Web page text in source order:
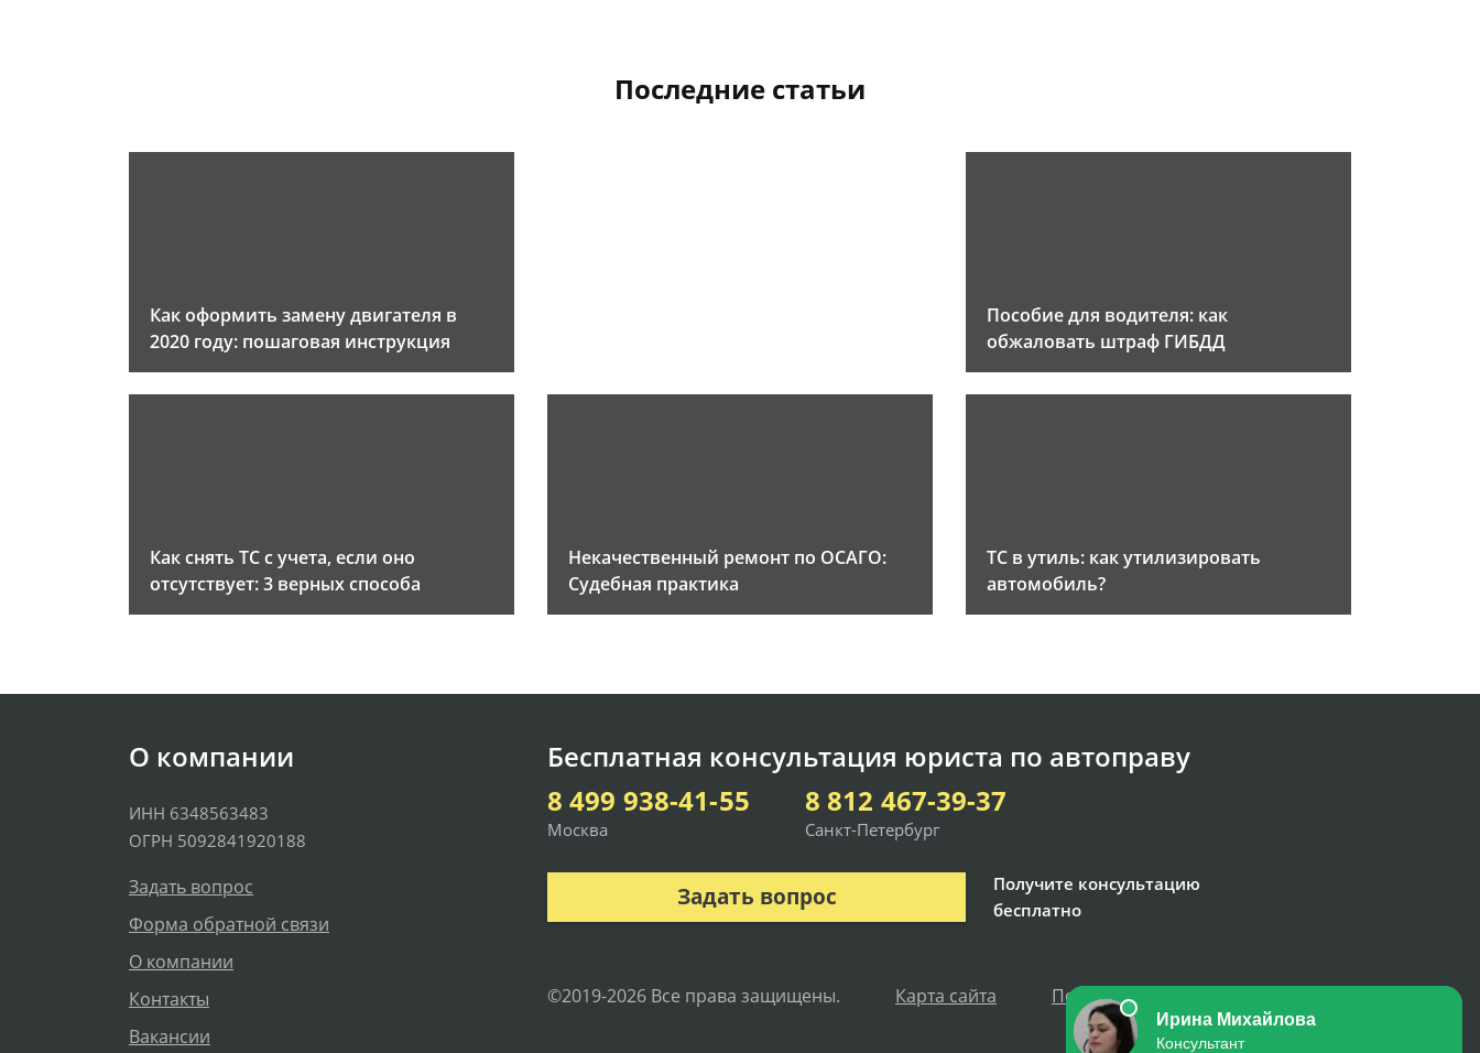
Последние статьи
Как оформить замену двигателя в
2020 году: пошаговая инструкция
Пособие для водителя: как
обжаловать штраф ГИБДД
Как снять ТС с учета, если оно
отсутствует: 3 верных способа
Некачественный ремонт по ОСАГО:
Судебная практика
ТС в утиль: как утилизировать
автомобиль?
О компании
ИНН 6348563483
ОГРН 5092841920188
Задать вопрос
Форма обратной связи
О компании
Контакты
Вакансии
Бесплатная консультация юриста по автоправу
8 499 938-41-55
Москва
8 812 467-39-37
Санкт-Петербург
Задать вопрос
Получите консультацию
бесплатно
©2019-2026 Все права защищены. Карта сайта Политика персональных данных